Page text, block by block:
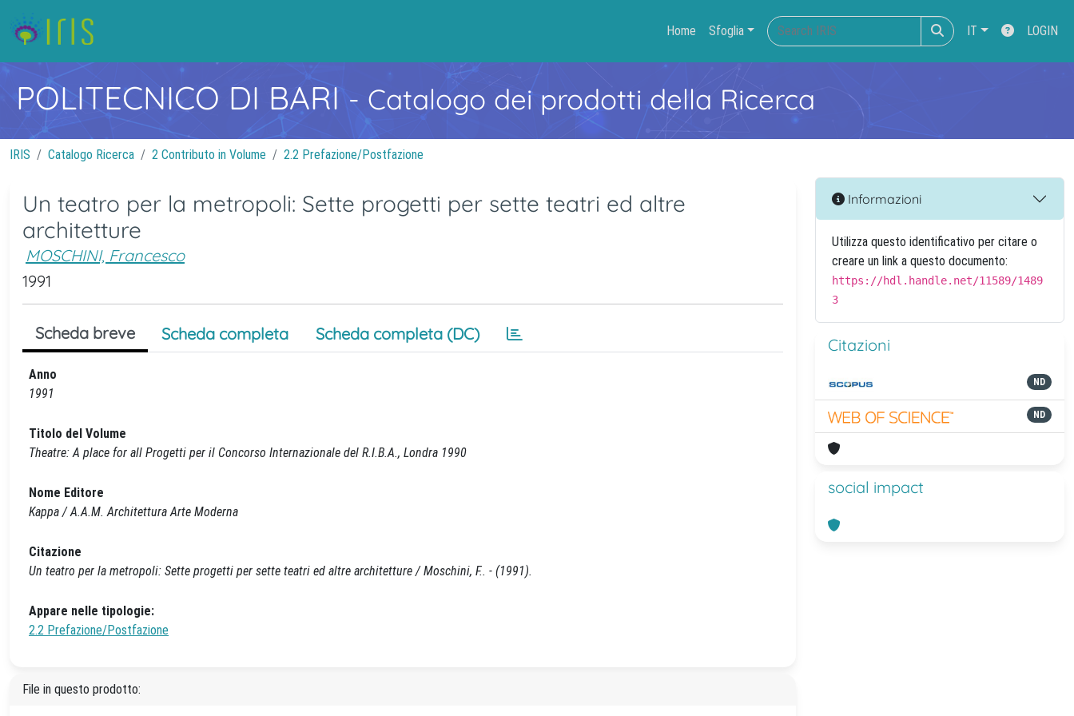
Home Sfoglia IT LOGIN
POLITECNICO DI BARI- Catalogo dei prodotti della Ricerca
IRIS Catalogo Ricerca 2 Contributo in Volume 2.2 Prefazione/Postfazione
Un teatro per la metropoli: Sette progetti per sette teatri ed altre
architetture
MOSCHINI, Francesco
1991
Scheda breve Scheda completa Scheda completa (DC)
Anno
1991
Titolo del Volume
Theatre: A place for all Progetti per il Concorso Internazionale del R.I.B.A., Londra 1990
Nome Editore
Kappa / A.A.M. Architettura Arte Moderna
Citazione
Un teatro per la metropoli: Sette progetti per sette teatri ed altre architetture / Moschini, F.. - (1991).
Appare nelle tipologie:
2.2 Prefazione/Postfazione
File in questo prodotto:
Informazioni
Utilizza questo identificativo per citare o
creare un link a questo documento:
https://hdl.handle.net/11589/1489
3
Citazioni
ND
ND
social impact